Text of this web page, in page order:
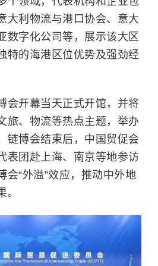
大利物流与港口协会、意大
数字化公司等，展示该大区
特的海港区位优势及强劲经
会开幕当天正式开馆，并将
旅、物流等热点主题，举办
链博会结束后，中国贸促会
表团赴上海、南京等地参访
会“外溢”效应，推动中外地
。